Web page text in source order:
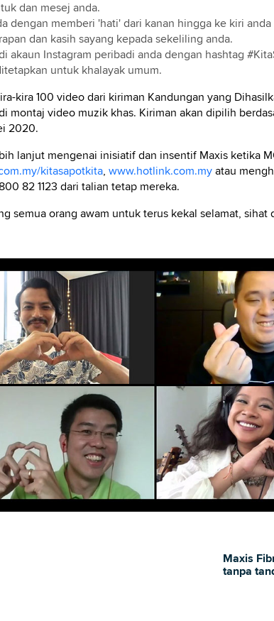
dan mesej anda.
dengan memberi 'hati' dari kanan hingga ke kiri
dan kasih sayang kepada sekeliling anda.
akaun Instagram peribadi anda dengan hashtag
untuk khalayak umum.
kira 100 video dari kiriman Kandungan yang
montaj video muzik khas. Kiriman akan dipilih
2020.
lanjut mengenai inisiatif dan insentif Maxis ketika
kitasapotkita, www.hotlink.com.myatau
82 1123 dari talian tetap mereka.
semua orang awam untuk terus kekal selamat, sihat
Maxis
tanpa